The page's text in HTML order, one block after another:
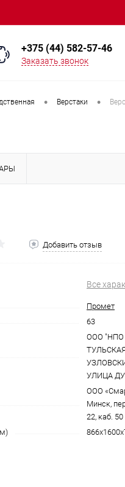
+375 (44) 582-57-46
Заказать звонок
• Верстаки •
Добавить отзыв
Все
Промет
63
ООО "НПО
УЛИЦА
ООО
Минск,
22, каб. 50